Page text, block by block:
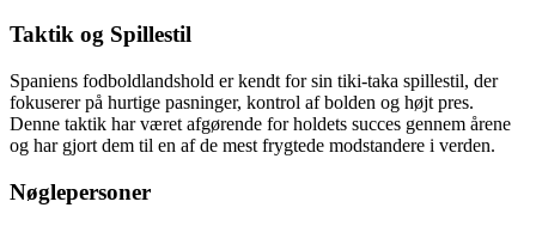
Taktik og Spillestil
Spaniens fodboldlandshold er kendt for sin tiki-taka spillestil, der
fokuserer på hurtige pasninger, kontrol af bolden og højt pres.
Denne taktik har været afgørende for holdets succes gennem årene
og har gjort dem til en af de mest frygtede modstandere i verden.
Nøglepersoner